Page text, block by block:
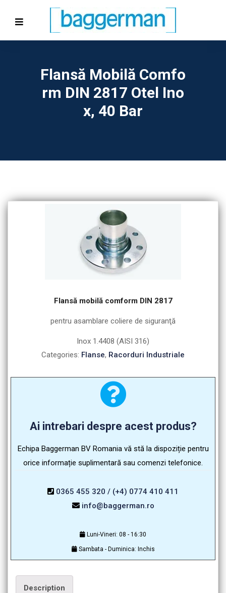
Flansă Mobilă Comfo
Rm DIN 2817 Otel Ino
X, 40 Bar
Flansă mobilă comform DIN 2817
pentru asamblare coliere de siguranţă
Inox 1.4408 (AISI 316)
Categories: Flanse, Racorduri Industriale
Ai intrebari despre acest produs?
Echipa Baggerman BV Romania vă stă la dispoziție pentru
orice informație suplimentară sau comenzi telefonice.
0365 455 320 / (+4) 0774 410 411
info@baggerman.ro
Luni-Vineri: 08 - 16:30
Sambata - Duminica: Inchis
Description